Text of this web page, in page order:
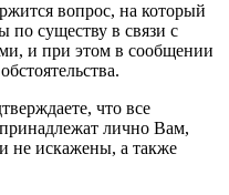
вопрос, на который
по существу в связи с
и при этом в сообщении
что все
лично Вам,
не искажены, а также